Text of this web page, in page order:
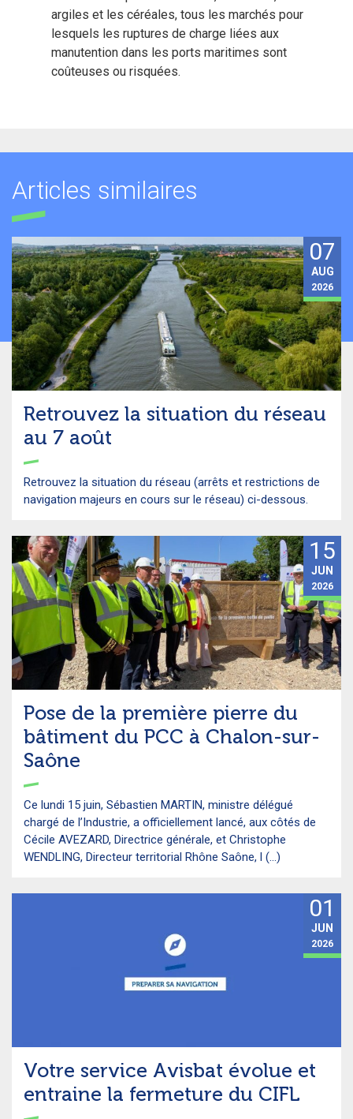
argiles et les céréales, tous les marchés pour
lesquels les ruptures de charge liées aux
manutention dans les ports maritimes sont
coûteuses ou risquées.
Articles similaires
Retrouvez la situation du réseau
au 7 août
Retrouvez la situation du réseau (arrêts et restrictions de
navigation majeurs en cours sur le réseau) ci-dessous.
07
AUG
2026
Pose de la première pierre du
bâtiment du PCC à Chalon-sur-
Saône
Ce lundi 15 juin, Sébastien MARTIN, ministre délégué
chargé de l’Industrie, a officiellement lancé, aux côtés de
Cécile AVEZARD, Directrice générale, et Christophe
WENDLING, Directeur territorial Rhône Saône, l (...)
15
JUN
2026
Votre service Avisbat évolue et
entraine la fermeture du CIFL
01
JUN
2026